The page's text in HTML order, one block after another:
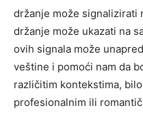
držanje može signalizirati
držanje može ukazati na
ovih signala može
veštine i pomoći nam da
različitim kontekstima,
profesionalnim ili